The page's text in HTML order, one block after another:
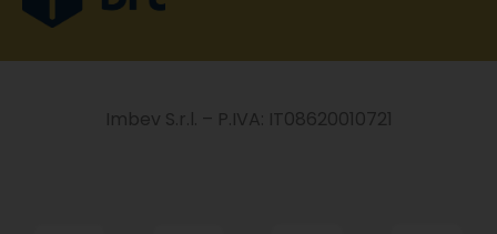
Imbev S.r.l. – P.IVA: IT08620010721